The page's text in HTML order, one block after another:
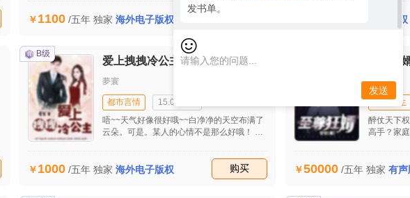
建立在一种上一代人留给他们的生物印记之
上的。上一代人为了自己的生物科研实验，
种带有生物印记的基础上，他们的生活、感
情存在着太多的无关紧要却对他们又至关重
要的东西。 故事情节曲折起伏。一种带有生
物印记的感情，一种有着很多的压力和负担
的感情。不是简单的感情纠葛，而是混合着
很多伦理道德的感情。在这里面，你不知道
你的情感到底会是倾向于谁，不知道自己的
思绪到底如何去进展……
1100 /五年 独家 海外电子版权
宿舍的那
人打了声
画面。后
两个人被
蕊鑫，双
雾，融入
残渣，只
电影版权
B级
爱上拽拽冷公主
夢寰
都市言情
15.01万字
唔~~天气好像很好哦~~白净净的天空布满了
云朵。可是。某人的心情不是那么好哦！
道。把旁边的人都吓的浑身颤抖……“他是什
么人啊。除了冷漠还是冷漠。黑道最强大的
1000 /五年 独家 海外电子版权 购买
至尊狂
空空
都市人生
醉仗天下
高手？家
50000 /五年 独家 有声
影猴人工客服——影猴短剧版权 正在为您服务
发送